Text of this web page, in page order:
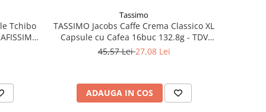
Tchibo
Tassimo
TASSIMO Jacobs Caffe Crema Classico XL
Capsule cu Cafea 16buc 132.8g - TDV
16.10.2026
45,57 Lei27,08 Lei
ADAUGA IN COS